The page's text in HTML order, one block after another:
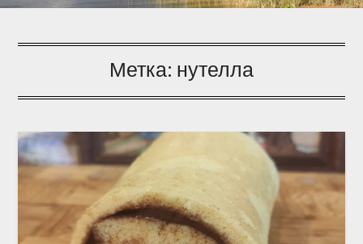
Метка: нутелла